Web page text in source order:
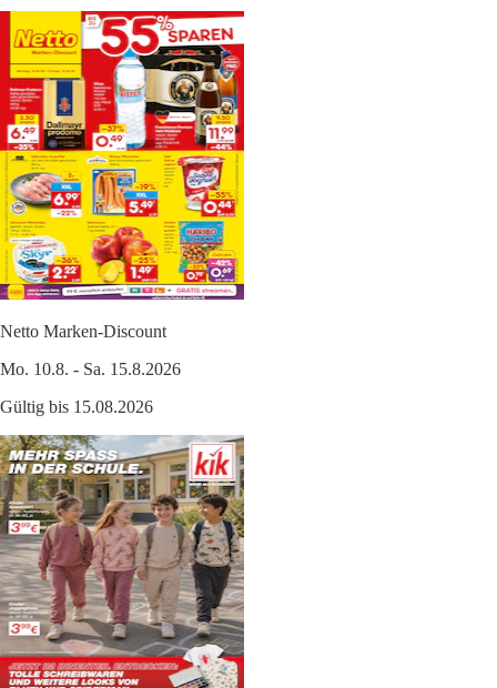
Netto Marken-Discount
Mo. 10.8. - Sa. 15.8.2026
Gültig bis 15.08.2026